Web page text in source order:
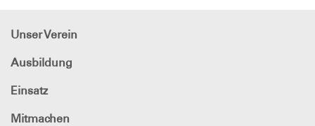
Unser Verein
Ausbildung
Einsatz
Mitmachen